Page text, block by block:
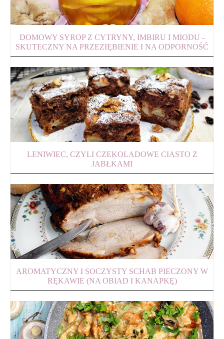
DOMOWY SYROP Z CYTRYNY, IMBIRU I MIODU -
SKUTECZNY NA PRZEZIĘBIENIE I NA ODPORNOŚĆ
LENIWIEC, CZYLI CZEKOLADOWE CIASTO Z
JABŁKAMI
AROMATYCZNY I SOCZYSTY SCHAB PIECZONY W
RĘKAWIE (NA OBIAD I KANAPKĘ)